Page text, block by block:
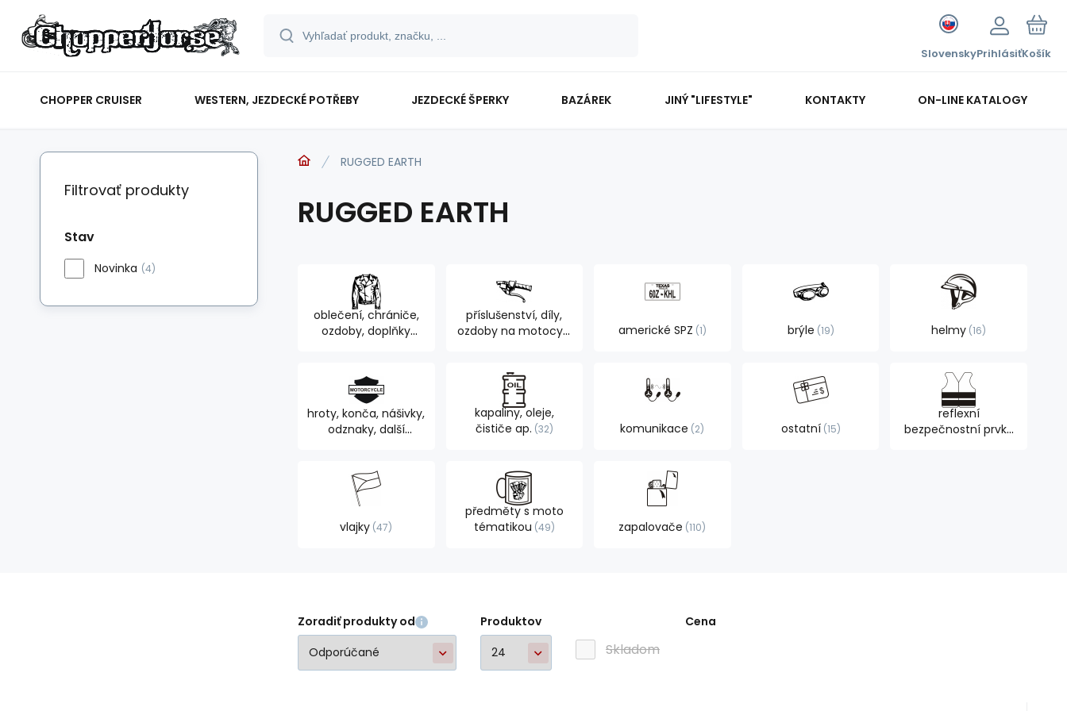
SlovenskyPrihlásiťKošík
CHOPPER CRUISER WESTERN, JEZDECKÉ POTŘEBY JEZDECKÉ ŠPERKY BAZÁREK JINÝ "LIFESTYLE" KONTAKTY ON-LINE KATALOGY
RUGGED EARTH
RUGGED EARTH
oblečení, chrániče,
ozdoby, doplňky
příslušenství, díly,
ozdoby na motocykl
americké SPZ 1 brýle 19 helmy 16
hroty, konča, nášivky,
odznaky, další
kapaliny, oleje,
čističe ap. 32 komunikace 2 ostatní 15
reflexní
bezpečnostní prvky
vlajky 47
předměty s moto
tématikou 49 zapalovače 110
Zoradiť produkty od Produktov
Skladom
Cena
Filtrovať produkty
Stav
Novinka (4)